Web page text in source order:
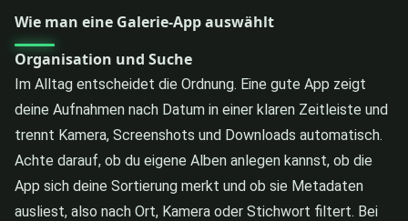
Wie man eine Galerie-App auswählt
Organisation und Suche
Im Alltag entscheidet die Ordnung. Eine gute App zeigt
deine Aufnahmen nach Datum in einer klaren Zeitleiste und
trennt Kamera, Screenshots und Downloads automatisch.
Achte darauf, ob du eigene Alben anlegen kannst, ob die
App sich deine Sortierung merkt und ob sie Metadaten
ausliest, also nach Ort, Kamera oder Stichwort filtert. Bei